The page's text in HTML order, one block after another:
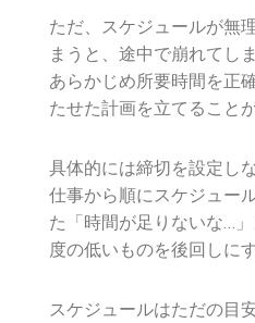
ただ、スケジュールが無
まうと、途中で崩れてし
あらかじめ所要時間を正
たせた計画を立てること
具体的には締切を設定し
仕事から順にスケジュー
た「時間が足りないな…
度の低いものを後回しに
スケジュールはただの目